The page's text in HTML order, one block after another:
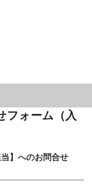
フォーム（入
】へのお問合せ